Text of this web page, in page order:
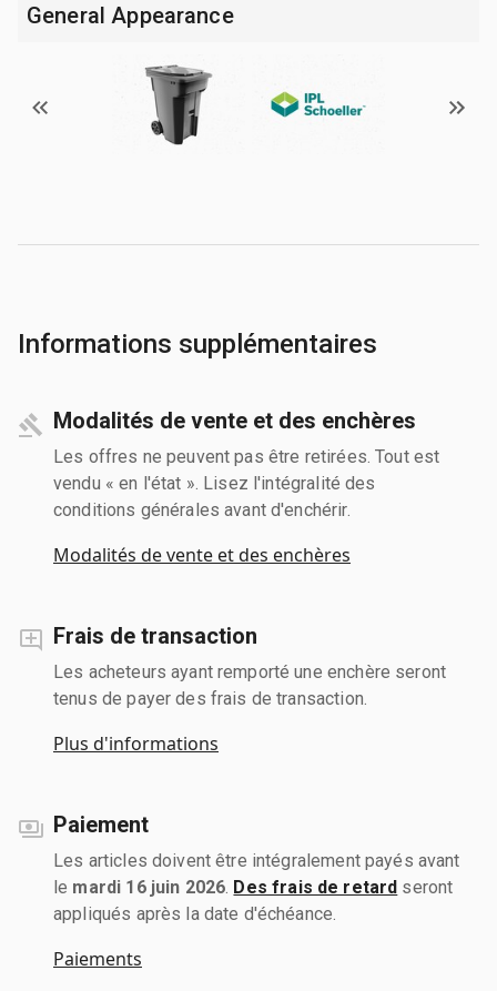
General Appearance
Informations supplémentaires
Modalités de vente et des enchères
Les offres ne peuvent pas être retirées. Tout est
vendu « en l'état ». Lisez l'intégralité des
conditions générales avant d'enchérir.
Modalités de vente et des enchères
Frais de transaction
Les acheteurs ayant remporté une enchère seront
tenus de payer des frais de transaction.
Plus d'informations
Paiement
Les articles doivent être intégralement payés avant
le mardi 16 juin 2026 Des frais de retard seront
appliqués après la date d'échéance.
Paiements